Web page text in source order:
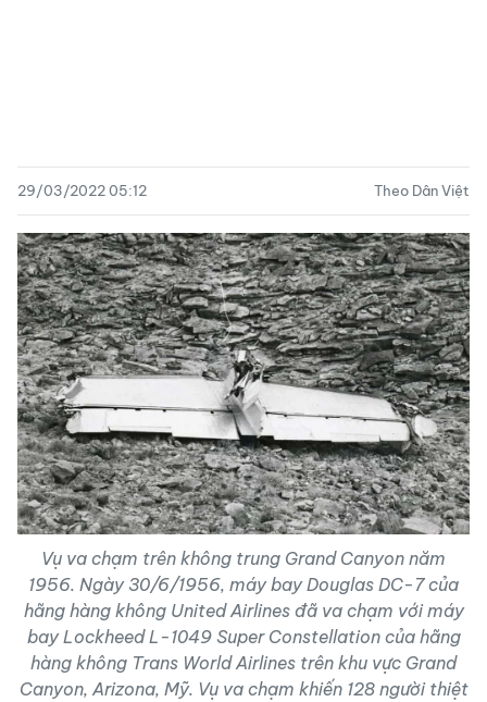
29/03/2022 05:12 Theo Dân Việt
Vụ va chạm trên không trung Grand Canyon năm
1956. Ngày 30/6/1956, máy bay Douglas DC-7 của
hãng hàng không United Airlines đã va chạm với máy
bay Lockheed L-1049 Super Constellation của hãng
hàng không Trans World Airlines trên khu vực Grand
Canyon, Arizona, Mỹ. Vụ va chạm khiến 128 người thiệt